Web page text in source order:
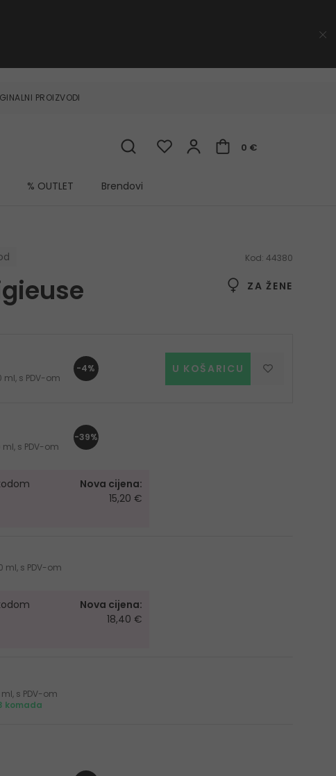
PROIZVODI
0 €
% OUTLET Brendovi
Kod: 44380
ZA ŽENE
ml, s PDV-om
-4% U KOŠARICU
ml, s PDV-om
-39%
Nova cijena:
15,20 €
ml, s PDV-om
Nova cijena:
18,40 €
s PDV-om
komada